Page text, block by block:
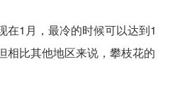
在1月，最冷的时候可以达到1
相比其他地区来说，攀枝花的